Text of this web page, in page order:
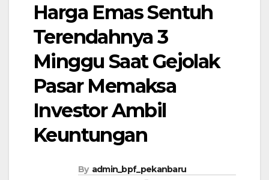
Harga Emas Sentuh
Terendahnya 3
Minggu Saat Gejolak
Pasar Memaksa
Investor Ambil
Keuntungan
By admin_bpf_pekanbaru